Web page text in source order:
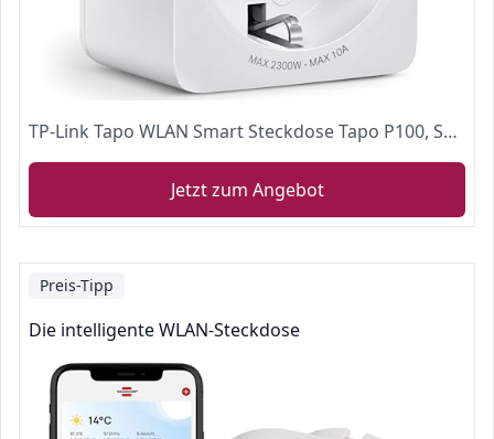
TP-Link Tapo WLAN Smart Steckdose Tapo P100, Smart Home WiFi Steckdose, Alexa Zubehör, funktioniert mit Alexa, Google Home, Tapo App, Sprachsteuerung, Fernzugriff, Kein Hub notwendig, Mini
Jetzt zum Angebot
Preis-Tipp
Die intelligente WLAN-Steckdose